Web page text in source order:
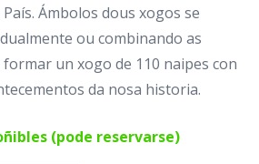
Ámbolos dous xogos se
ou combinando as
un xogo de 110 naipes con
da nosa historia.
(pode reservarse)